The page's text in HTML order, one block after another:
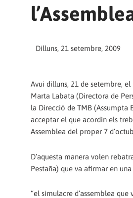
Dilluns, 21 setembre, 2009
Avui dilluns, 21 de setembre,
Marta Labata (Directora de
la Direcció de TMB (Assumpta
acceptar el que acordin els
Assemblea del proper 7
D’aquesta manera volen
Pestaña) que va afirmar en
“el simulacre d’assemblea